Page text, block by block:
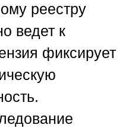
реестру
ведет к
фиксирует